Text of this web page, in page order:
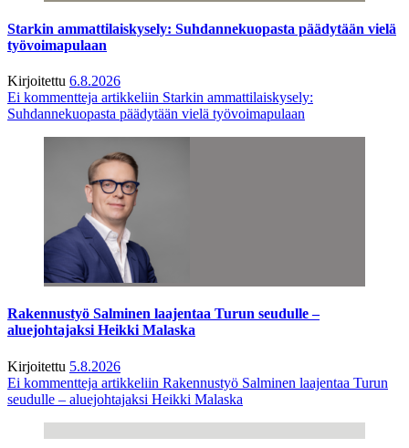
Starkin ammattilaiskysely: Suhdannekuopasta päädytään vielä
työvoimapulaan
Kirjoitettu 6.8.2026
Ei kommentteja artikkeliin Starkin ammattilaiskysely:
Suhdannekuopasta päädytään vielä työvoimapulaan
Rakennustyö Salminen laajentaa Turun seudulle –
aluejohtajaksi Heikki Malaska
Kirjoitettu 5.8.2026
Ei kommentteja artikkeliin Rakennustyö Salminen laajentaa Turun
seudulle – aluejohtajaksi Heikki Malaska